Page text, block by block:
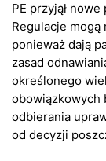
PE przyjął
Regulacje
ponieważ dają
zasad
określonego
obowiązkowych
odbierania
od decyzji